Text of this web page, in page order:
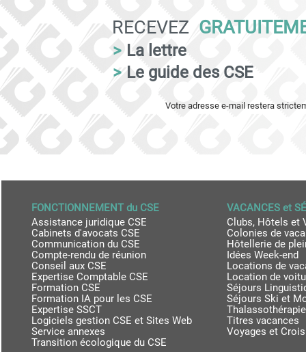
RECEVEZ
La lettre
Le guide des CSE
>
>
Votre adresse e-mail restera
FONCTIONNEMENT du CSE
VACANCES et
Assistance juridique CSE
Clubs, Hôtels et
Cabinets d'avocats CSE
Colonies de
Communication du CSE
Hôtellerie de
Compte-rendu de réunion
Idées Week-end
Conseil aux CSE
Locations de
Expertise Comptable CSE
Location de
Formation CSE
Séjours
Formation IA pour les CSE
Séjours Ski et
Expertise SSCT
Logiciels gestion CSE et Sites Web
Titres vacances
Service annexes
Voyages et
Transition écologique du CSE